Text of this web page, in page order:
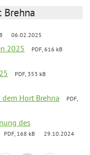
06.02.2025
2025
PDF, 616 kB
PDF, 353 kB
dem Hort Brehna
PDF,
des
PDF, 168 kB 29.10.2024